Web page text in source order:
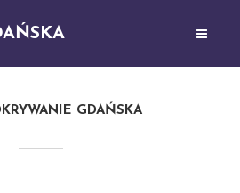
GDAŃSKA